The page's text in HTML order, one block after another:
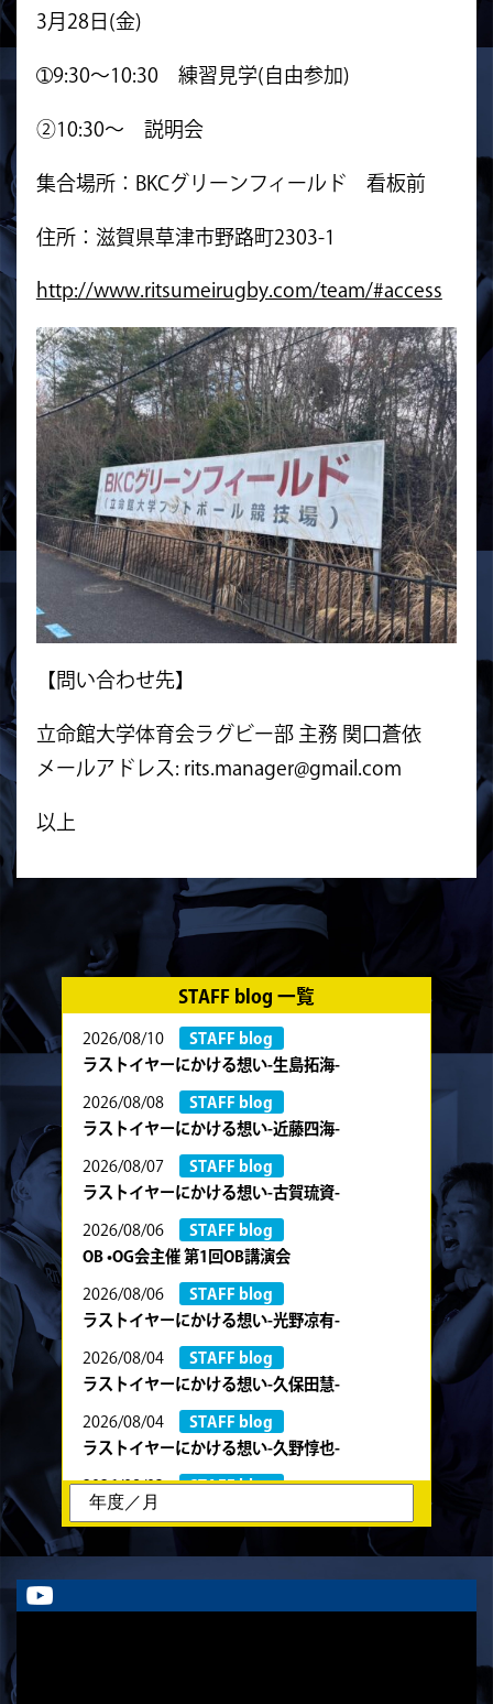
3月28日(金)
➀9:30～10:30 練習見学(自由参加)
②10:30～ 説明会
集合場所：BKCグリーンフィールド 看板前
住所：滋賀県草津市野路町2303-1
http://www.ritsumeirugby.com/team/#access
【問い合わせ先】
立命館大学体育会ラグビー部 主務 関口蒼依
メールアドレス: rits.manager@gmail.com
以上
STAFF blog 一覧
2026/08/10
STAFF blog
ラストイヤーにかける想い-生島拓海-
2026/08/08
STAFF blog
ラストイヤーにかける想い-近藤四海-
2026/08/07
STAFF blog
ラストイヤーにかける想い-古賀琉資-
2026/08/06
STAFF blog
OB •OG会主催 第1回OB講演会
2026/08/06
STAFF blog
ラストイヤーにかける想い-光野凉有-
2026/08/04
STAFF blog
ラストイヤーにかける想い-久保田慧-
2026/08/04
STAFF blog
ラストイヤーにかける想い-久野惇也-
2026/08/03
STAFF blog
ラストイヤーにかける想い-川部剛大-
2026/08/02
STAFF blog
2026/08/01
STAFF blog